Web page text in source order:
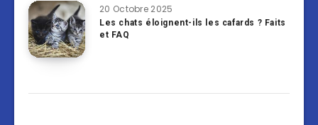
20 Octobre 2025
Les chats éloignent-ils les cafards ? Faits
et FAQ